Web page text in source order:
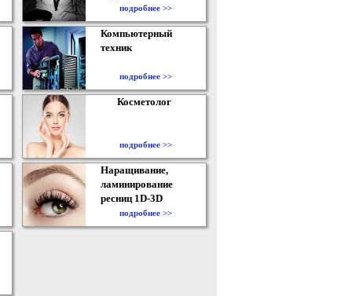
подробнее >>
Компьютерный
техник
подробнее >>
Косметолог
подробнее >>
Наращивание,
ламинирование
ресниц 1D-3D
подробнее >>